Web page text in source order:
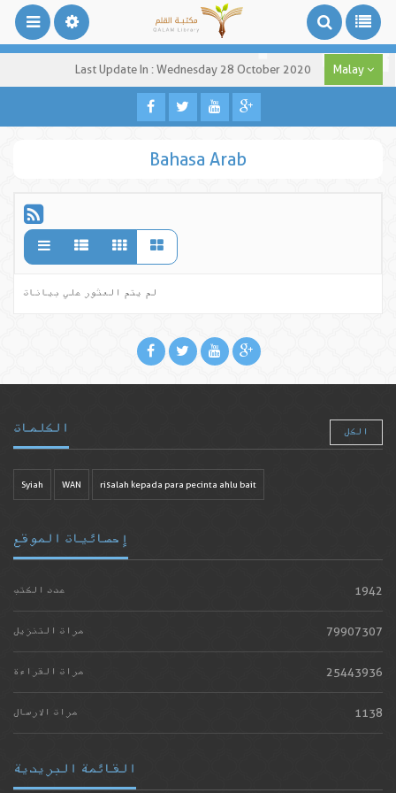
Last Update In : Wednesday 28 October 2020 Malay
Bahasa Arab
لم يتم العثور علي بيانات
الكلمات الكل
Syiah WAN risalah kepada para pecinta ahlu bait
إحصائيات الموقع
عدد الكتب 1942
مرات التنزيل 79907307
مرات القراءة 25443936
مرات الارسال 1138
القائمة البريدية